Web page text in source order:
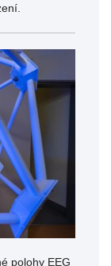
polohy EEG